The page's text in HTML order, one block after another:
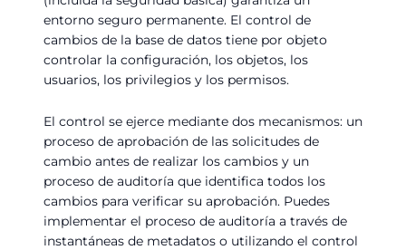
entorno seguro permanente. El control de
cambios de la base de datos tiene por objeto
controlar la configuración, los objetos, los
usuarios, los privilegios y los permisos.
El control se ejerce mediante dos mecanismos: un
proceso de aprobación de las solicitudes de
cambio antes de realizar los cambios y un
proceso de auditoría que identifica todos los
cambios para verificar su aprobación. Puedes
implementar el proceso de auditoría a través de
instantáneas de metadatos o utilizando el control